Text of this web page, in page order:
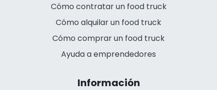
Cómo contratar un food truck
Cómo alquilar un food truck
Cómo comprar un food truck
Ayuda a emprendedores
Información